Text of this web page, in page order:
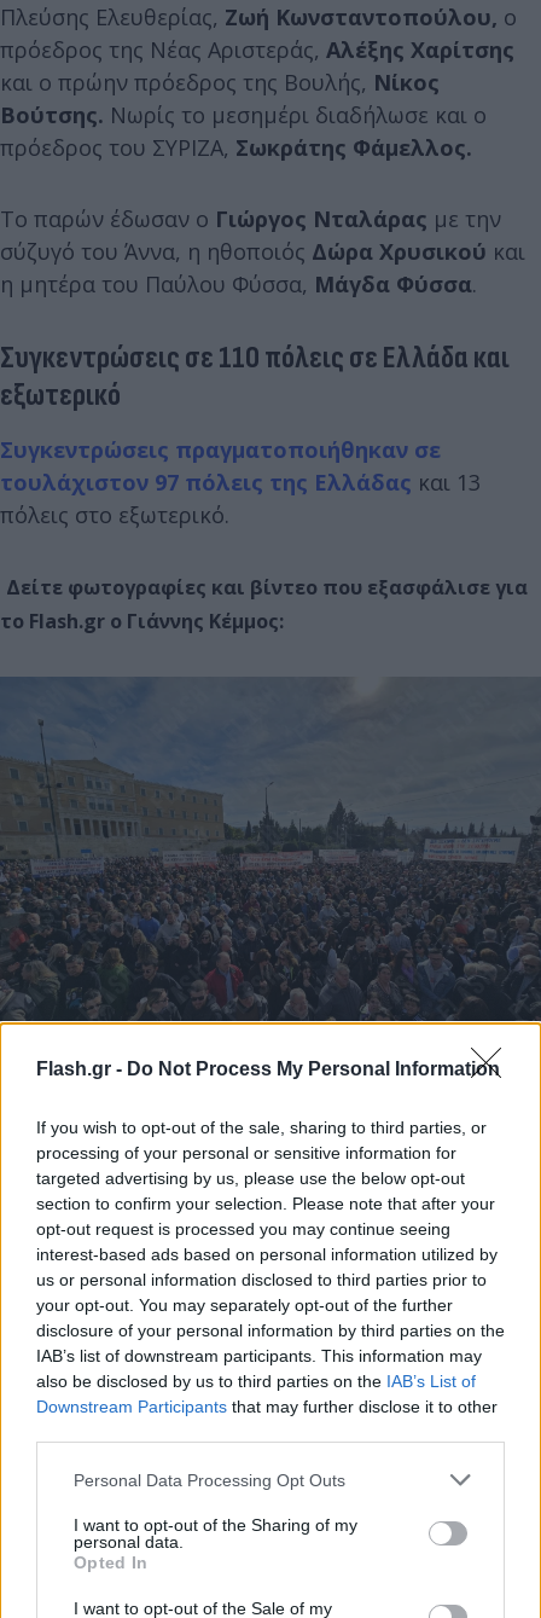
Flash.gr - Do Not Process My Personal Information
If you wish to opt-out of the sale, sharing to third parties, or
processing of your personal or sensitive information for
targeted advertising by us, please use the below opt-out
section to confirm your selection. Please note that after your
opt-out request is processed you may continue seeing
interest-based ads based on personal information utilized by
us or personal information disclosed to third parties prior to
your opt-out. You may separately opt-out of the further
disclosure of your personal information by third parties on the
IAB’s list of downstream participants. This information may
also be disclosed by us to third parties on the IAB’s List of
Downstream Participants that may further disclose it to other
Please note that this website/app uses one or more Google
not limited to your visit or usage behaviour. You may click to
grant or deny consent to Google and its third-party tags to
use your data for below specified purposes in below Google
consent section.
Personal Data Processing Opt Outs
I want to opt-out of the Sharing of my
personal data.
Opted In
I want to opt-out of the Sale of my
Πλεύσης Ελευθερίας, Ζωή Κωνσταντοπούλου, ο
πρόεδρος της Νέας Αριστεράς, Αλέξης Χαρίτσης
και ο πρώην πρόεδρος της Βουλής, Νίκος
Βούτσης. Νωρίς το μεσημέρι διαδήλωσε και ο
πρόεδρος του ΣΥΡΙΖΑ, Σωκράτης Φάμελλος.
Το παρών έδωσαν ο Γιώργος Νταλάρας με την
σύζυγό του Άννα, η ηθοποιός Δώρα Χρυσικού και
η μητέρα του Παύλου Φύσσα, Μάγδα Φύσσα.
Συγκεντρώσεις σε 110 πόλεις σε Ελλάδα και
εξωτερικό
Συγκεντρώσεις πραγματοποιήθηκαν σε
τουλάχιστον 97 πόλεις της Ελλάδας και 13
πόλεις στο εξωτερικό.
Δείτε φωτογραφίες και βίντεο που εξασφάλισε για
το Flash.gr ο Γιάννης Κέμμος: